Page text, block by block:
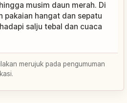
musim daun merah. Di
pakaian hangat dan sepatu
salju tebal dan cuaca
merujuk pada pengumuman